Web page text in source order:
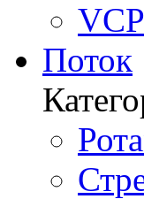
VCP
Поток